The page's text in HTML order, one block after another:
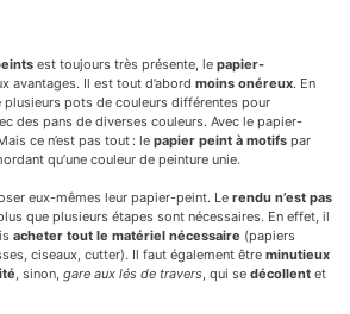
est toujours très présente, le papier-
avantages. Il est tout d’abord moins onéreux. En
plusieurs pots de couleurs différentes pour
des pans de diverses couleurs. Avec le papier-
ce n’est pas tout : le papier peint à motifs par
qu’une couleur de peinture unie.
eux-mêmes leur papier-peint. Le rendu n’est pas
plus que plusieurs étapes sont nécessaires. En effet, il
acheter tout le matériel nécessaire (papiers
ciseaux, cutter). Il faut également être minutieux
, sinon, gare aux lés de travers, qui se décollent et